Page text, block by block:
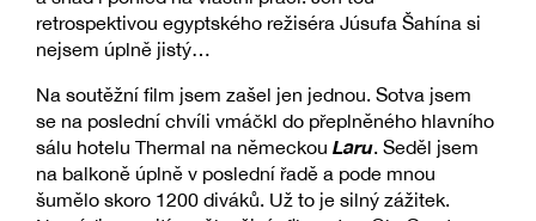
retrospektivou egyptského režiséra Júsufa Šahína si
nejsem úplně jistý…
Na soutěžní film jsem zašel jen jednou. Sotva jsem
se na poslední chvíli vmáčkl do přeplněného hlavního
sálu hotelu Thermal na německou Laru. Seděl jsem
na balkoně úplně v poslední řadě a pode mnou
šumělo skoro 1200 diváků. Už to je silný zážitek.